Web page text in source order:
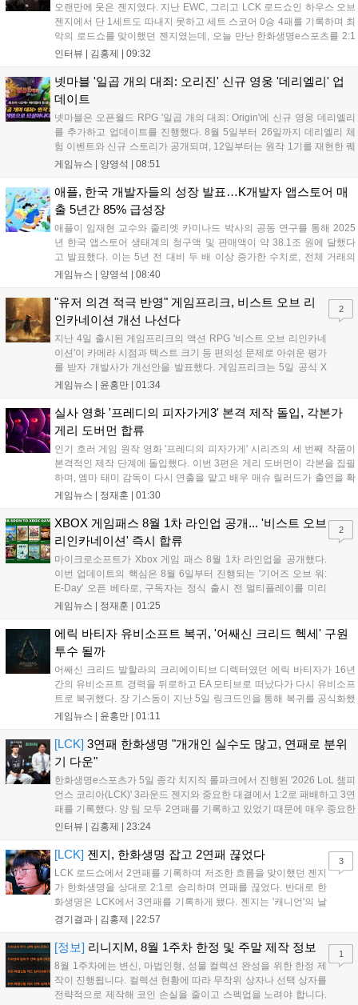
오랜만에 웃은 젠지였다. 지난 EWC, 그리고 LCK 로드쇼인 하우스 오브
젠지에서 단 1세트도 따내지 못하고 세트 스코어 0승 4패를 기록하며 최
악의 로드쇼를 맞이했던 젠지였는데, 오늘 만난 한화생명e스포츠를 2:1
로 잡고 오랜만에 승리의 달콤함을 맛봤다. 연패 탈출 소감에 대해 유상
위...
인터뷰 | 김홍제 09:32
넷마블 '일곱 개의 대죄: 오리진' 신규 영웅 '데리엘리' 업
데이트
넷마블은 오픈월드 RPG '일곱 개의 대죄: Origin'에 신규 영웅 데리엘리
를 추가하고 업데이트를 진행했다. 8월 5일부터 26일까지 데리엘리 체
험 이벤트와 신규 스토리가 공개되며, 12일부터는 원작 1기를 재현한 퀘
스트와 15인 협동 토벌전 '사막을 베어무는 혼돈'이 열린다. 또한 12일부
예정이다. 이번 업데이트로 원작의 재미를 더한 전략적 전투와 풍성한
콘텐츠를 즐길 수 있게 되었다....
게임뉴스 | 양영석 08:51
애플, 한국 개발자들의 성장 발표…K개발자 앱스토어 매
출 5년간 85% 급성장
애플이 임재현 교수와 줄리엣 카미나드 박사의 공동 연구를 통해 2025
년 한국 앱스토어 생태계의 청구액 및 판매액이 약 38.1조 원에 달했다
고 발표했다. 이는 5년 전 대비 두 배 이상 증가한 수치로, 전체 거래의
90% 이상은 수수료가 발생하지 않는 구조다. 특히 소규모 개발자의 매
장에서도 큰 성과를 거두고 있다. 애플은 앞으로도 개발자 커뮤니티의
성장을 지속적으로 지원하겠다고 밝혔다....
게임뉴스 | 양영석 08:40
"유저 의견 적극 반영" 게임프리크, 비스트 오브 리
인카네이션 개선 나선다
지난 4일 출시된 게임프리크의 액션 RPG '비스트 오브 리인카네
이션'이 카메라 시점과 텍스트 크기 등 편의성 문제로 아쉬운 평가
를 받자 개발사가 개선안을 발표했다. 게임프리크는 5일 공식 X
를 통해 1주일 이내에 카메라 조정, 텍스트 확대, 스토리 템포 개
유저 피드백을 적극 수용해 지속적인 업데이트를 약속한 이번 조
치가 게임의 평가를 반전시킬 수 있을지 주목된다....
게임뉴스 | 윤홍만 01:34
2
실사 영화 '프레디의 피자가게3' 본격 제작 돌입, 각본가
게리 도버먼 합류
인기 호러 게임 원작 영화 '프레디의 피자가게' 시리즈의 세 번째 작품이
본격적인 제작 단계에 돌입했다. 이번 3편은 게리 도버먼이 각본을 집필
하며, 엠마 태미 감독이 다시 연출을 맡고 배우 매슈 릴러드가 출연을 확
정했다. 제작은 블룸하우스와 유니버설 픽처스가 담당한다. 다만 조시
되지 않았으며, 향후 제작진의 공식 발표를 통해 세부 사항이 공개될 예
정이다....
게임뉴스 | 정재훈 01:30
XBOX 게임패스 8월 1차 라인업 공개... '비스트 오브
리인카네이션' 즉시 합류
마이크로소프트가 Xbox 게임 패스 8월 1차 라인업을 공개했다.
이번 업데이트의 핵심은 8월 6일부터 진행되는 '기어즈 오브 워:
E-Day' 오픈 베타로, 구독자는 정식 출시 전 멀티플레이를 미리
체험할 수 있다. 또한 '비스트 오브 리인카네이션' 등 신작들이 출
차적으로 합류한다. 마이크로소프트는 게임 패스를 통해 최신 퍼
스트파티 타이틀과 다양한 장르의 게임을 콘솔, PC, 클라우드 환
경에서 폭넓게 제공하며 생태계를 확장할 계획이다....
게임뉴스 | 정재훈 01:25
2
에릭 바티자 유비소프트 복귀, '어쌔신 크리드 헥세' 구원
투수 될까
어쌔신 크리드 발할라의 크리에이티브 디렉터였던 에릭 바티자가 16년
간의 유비소프트 경력을 뒤로하고 EA 모티브로 떠났다가 다시 유비소프
트로 복귀했다. 장 기스동이 지난 5일 링크드인을 통해 복귀를 공식화했
으며, 구체적인 담당 업무는 미정이나 최근 디렉터가 퇴사한 어쌔신 크
기를 이끈 그의 복귀가 개발 난항을 겪는 헥세에 어떤 활력을 불어넣을
지 업계의 이목이 쏠리고 있다....
게임뉴스 | 윤홍만 01:11
[LCK] 3연패 한화생명 "개개인 실수도 많고, 연패로 분위
기 다운"
한화생명e스포츠가 5일 종각 치지직 롤파크에서 진행된 '2026 LoL 챔피
언스 코리아(LCK)' 3라운드 젠지와 중요한 대결에서 1:2로 패배하고 3연
패를 기록했다. 양 팀 모두 2연패를 기록하고 있었기 때문에 매우 중요한
경기였는데, 연패를 탈출하고 웃은 팀은 젠지였다. 한화생명e스포츠 윤
인터뷰 | 김홍제 23:24
[LCK] 젠지, 한화생명 잡고 2연패 끊었다
LCK 로드쇼에서 2연패를 기록하며 저조한 흐름을 맞이했던 젠지
가 한화생명을 상대로 2:1로 승리하며 연패를 끊었다. 반대로 한
화생명은 LCK에서 3연패를 기록하게 됐다. 젠지는 '캐니언'의 날
카로운 갱킹으로 '제우스'의 럼블을 상대로 점멸까지 빼내고 킬을
따냈고, 바텀 원딜끼리 1:1 교전...
경기결과 | 김홍제 22:57
3
[정보] 리니지M, 8월 1주차 한정 및 주말 제작 정보
8월 1주차에는 변신, 마법인형, 성물 컬렉션 완성을 위한 한정 제
작이 진행됩니다. 컬렉션 현황에 따라 무작위 상자나 선택 상자를
전략적으로 제작해 코인 손실을 줄이고 스펙업을 노려야 합니다.
1